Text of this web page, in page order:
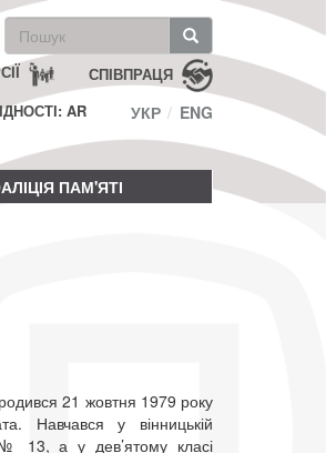
Пошукова
форма
Пошук СПІВПРАЦЯ
AR
УКР ENG
ПАМ'ЯТІ
21 жовтня 1979 року
Навчався у вінницькій
№ 13, а у дев’ятому класі